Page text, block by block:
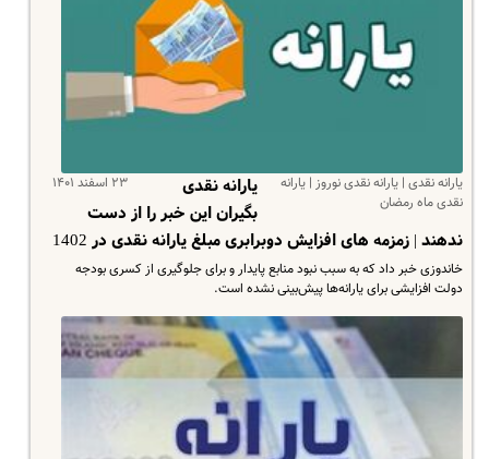
یارانه نقدی | یارانه نقدی نوروز | یارانه
نقدی ماه رمضان
۲۳ اسفند ۱۴۰۱
یارانه نقدی
بگیران این خبر را از دست
ندهند | زمزمه های افزایش دوبرابری مبلغ یارانه نقدی در 1402
خاندوزی خبر داد که به سبب نبود منابع پایدار و برای جلوگیری از کسری بودجه
دولت افزایشی برای یارانه‌ها پیش‌بینی نشده است.